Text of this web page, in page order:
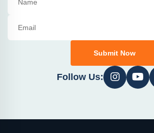
Submit Now
Follow Us: